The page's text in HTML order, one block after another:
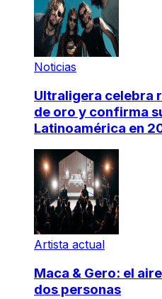
Noticias
Ultraligera celebra
de oro y confirma
Latinoamérica en
Artista actual
Maca & Gero: el
dos personas